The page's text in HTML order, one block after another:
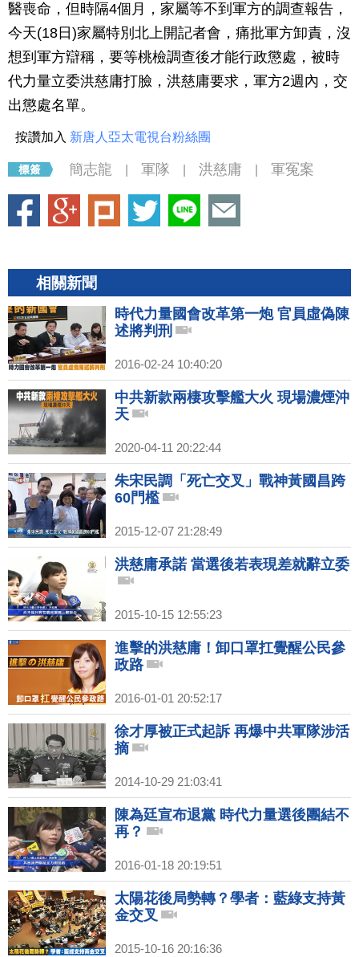
醫喪命，但時隔4個月，家屬等不到軍方的調查報告，
今天(18日)家屬特別北上開記者會，痛批軍方卸責，沒
想到軍方辯稱，要等桃檢調查後才能行政懲處，被時
代力量立委洪慈庸打臉，洪慈庸要求，軍方2週內，交
出懲處名單。
按讚加入 新唐人亞太電視台粉絲團
簡志龍 軍隊 洪慈庸 軍冤案
相關新聞
時代力量國會改革第一炮 官員虛偽陳
述將判刑
2016-02-24 10:40:20
中共新款兩棲攻擊艦大火 現場濃煙沖
天
2020-04-11 20:22:44
朱宋民調「死亡交叉」戰神黃國昌跨
60門檻
2015-12-07 21:28:49
洪慈庸承諾 當選後若表現差就辭立委
2015-10-15 12:55:23
進擊的洪慈庸！卸口罩扛覺醒公民參
政路
2016-01-01 20:52:17
徐才厚被正式起訴 再爆中共軍隊涉活
摘
2014-10-29 21:03:41
陳為廷宣布退黨 時代力量選後團結不
再？
2016-01-18 20:19:51
太陽花後局勢轉？學者：藍綠支持黃
金交叉
2015-10-16 20:16:36